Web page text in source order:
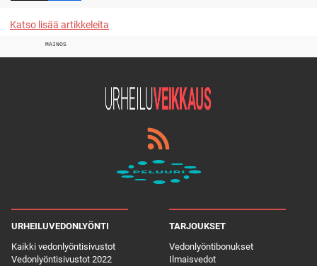
Katso lisää artikkeleita
MAINOS
URHEILUVEDONLYÖNTI
Kaikki vedonlyöntisivustot
Vedonlyöntisivustot 2022
TARJOUKSET
Vedonlyöntibonukset
Ilmaisvedot